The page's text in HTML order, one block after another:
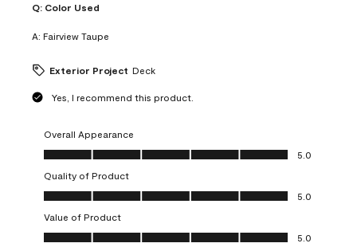
Q: Color Used
A: Fairview Taupe
Exterior Project Deck
Yes, I recommend this product.
Overall Appearance
Overall Appearance, 5.0 out of 5
5.0
Quality of Product
Quality of Product, 5.0 out of 5
5.0
Value of Product
Value of Product, 5.0 out of 5
5.0